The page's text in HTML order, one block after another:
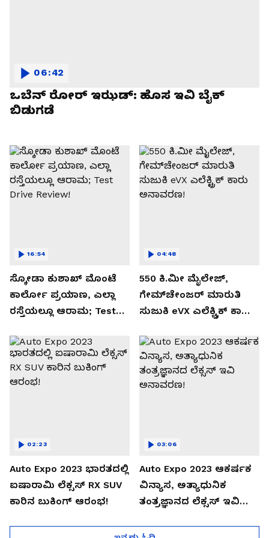
ಒಬೆನ್ ರೋರ್ ಇಝಡ್: ಹೊಸ ಇವಿ ಬೈಕ್
ಬಿಡುಗಡೆ
06:42
ಸ್ಕೋಡಾ ಕುಶಾಖ್ ಮೊಂಟೆ
ಕಾರ್ಲೋ ಪ್ರಯಾಣ, ಎಲ್ಲಾ
ರಸ್ತೆಯಲ್ಲೂ ಆರಾಮ; Test
16:54
550 ಕಿ.ಮೀ ಮೈಲೇಜ್,
ಗೇಮ್‌ಚೇಂಜರ್ ಮಾರುತಿ
ಸುಜುಕಿ eVX ಎಲೆಕ್ಟ್ರಿಕ್ ಕಾರು
04:48
Auto Expo 2023 ಭಾರತದಲ್ಲಿ
ಐಷಾರಾಮಿ ಲೆಕ್ಸಸ್ RX SUV
ಕಾರಿನ ಬುಕಿಂಗ್ ಆರಂಭ!
02:23
Auto Expo 2023 ಆಕರ್ಷಕ
ವಿನ್ಯಾಸ, ಅತ್ಯಾಧುನಿಕ
ತಂತ್ರಜ್ಞಾನದ ಲೆಕ್ಸಸ್ ಇವಿ
03:06